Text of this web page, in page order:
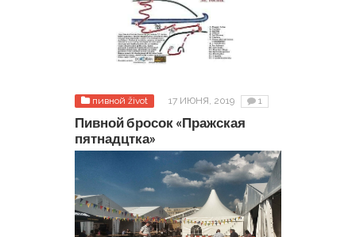
пивной život 17 ИЮНЯ, 2019 1
Пивной бросок «Пражская
пятнадцтка»